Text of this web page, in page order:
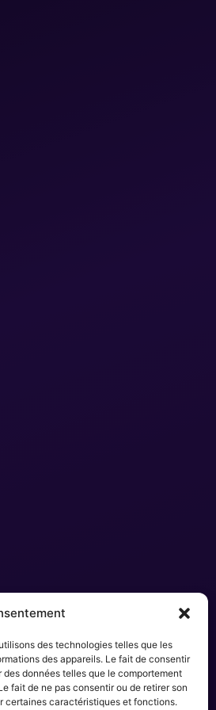
des technologies telles que les
des appareils. Le fait de consentir
données telles que le comportement
fait de ne pas consentir ou de retirer son
certaines caractéristiques et fonctions.